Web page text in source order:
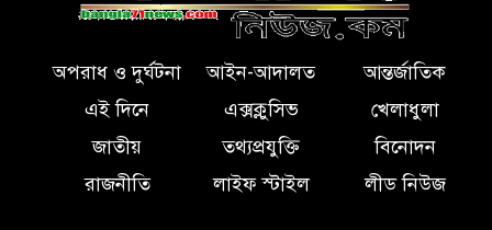
অপরাধ ও দুর্ঘটনা আইন-আদালত
আন্তর্জাতিক
এই দিনে
এক্সক্লুসিভ
খেলাধুলা
জাতীয়
তথ্যপ্রযুক্তি
বিনোদন
রাজনীতি
লাইফ স্টাইল লীড নিউজ